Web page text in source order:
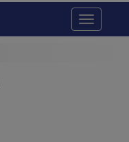
Toggle